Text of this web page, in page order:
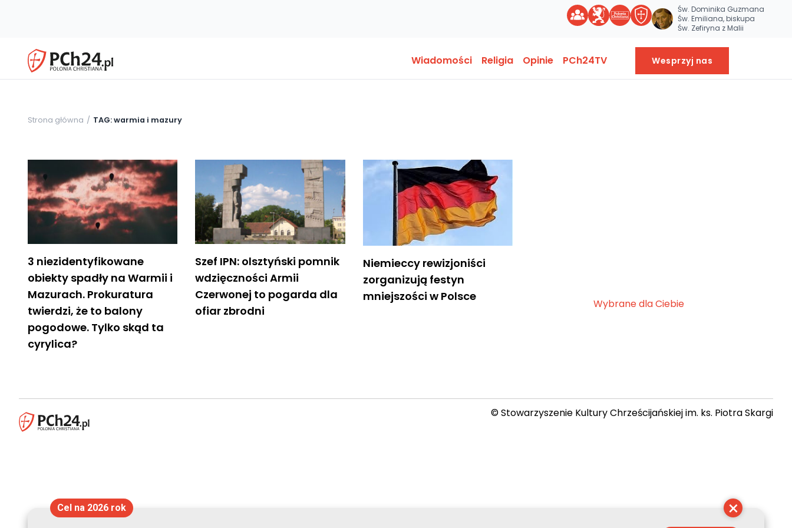
Św. Dominika Guzmana
Św. Emiliana, biskupa
Św. Zefiryna z Malii
Wiadomości Religia Opinie PCh24TV Wesprzyj nas
Strona główna TAG: warmia i mazury
3 niezidentyfikowane
obiekty spadły na Warmii i
Mazurach. Prokuratura
twierdzi, że to balony
pogodowe. Tylko skąd ta
cyrylica?
Szef IPN: olsztyński pomnik
wdzięczności Armii
Czerwonej to pogarda dla
ofiar zbrodni
Niemieccy rewizjoniści
zorganizują festyn
mniejszości w Polsce
Wybrane dla Ciebie
© Stowarzyszenie Kultury Chrześcijańskiej im. ks. Piotra Skargi
×
Cel na 2026 rok